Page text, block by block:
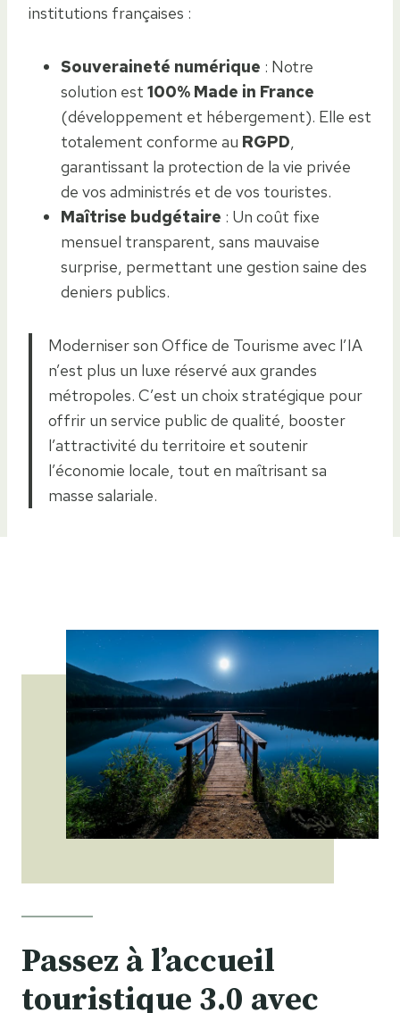
institutions françaises :
Souveraineté numérique : Notre
solution est 100% Made in France
(développement et hébergement). Elle est
totalement conforme au RGPD,
garantissant la protection de la vie privée
de vos administrés et de vos touristes.
Maîtrise budgétaire : Un coût fixe
mensuel transparent, sans mauvaise
surprise, permettant une gestion saine des
deniers publics.
Moderniser son Office de Tourisme avec l’IA
n’est plus un luxe réservé aux grandes
métropoles. C’est un choix stratégique pour
offrir un service public de qualité, booster
l’attractivité du territoire et soutenir
l’économie locale, tout en maîtrisant sa
masse salariale.
Passez à l’accueil
touristique 3.0 avec